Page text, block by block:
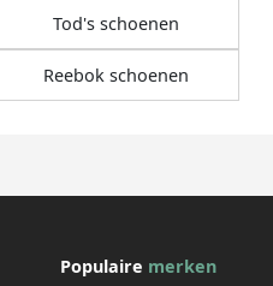
Tod's schoenen
Reebok schoenen
Populaire merken